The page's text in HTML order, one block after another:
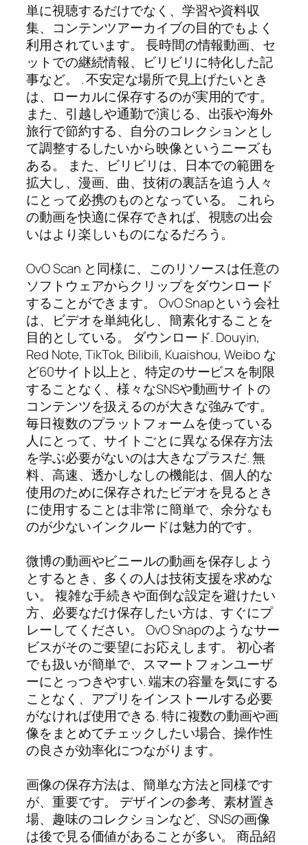
単に視聴するだけでなく、学習や資料収
集、コンテンツアーカイブの目的でもよく
利用されています。 長時間の情報動画、セ
ットでの継続情報、ビリビリに特化した記
事など。 . 不安定な場所で見上げたいとき
は、ローカルに保存するのが実用的です。
また、引越しや通勤で演じる、出張や海外
旅行で節約する、自分のコレクションとし
て調整するしたいから映像というニーズも
ある。 また、ビリビリは、日本での範囲を
拡大し、漫画、曲、技術の裏話を追う人々
にとって必携のものとなっている。 これら
の動画を快適に保存できれば、視聴の出会
いはより楽しいものになるだろう。
OvO Scan と同様に、このリソースは任意の
ソフトウェアからクリップをダウンロード
することができます。 OvO Snapという会社
は、ビデオを単純化し、簡素化することを
目的としている。 ダウンロード. Douyin,
Red Note, TikTok, Bilibili, Kuaishou, Weibo な
ど60サイト以上と、特定のサービスを制限
することなく、様々なSNSや動画サイトの
コンテンツを扱えるのが大きな強みです。
毎日複数のプラットフォームを使っている
人にとって、サイトごとに異なる保存方法
を学ぶ必要がないのは大きなプラスだ. 無
料、高速、透かしなしの機能は、個人的な
使用のために保存されたビデオを見るとき
に使用することは非常に簡単で、余分なも
のが少ないインクルードは魅力的です。
微博の動画やビニールの動画を保存しよう
とするとき、多くの人は技術支援を求めな
い。 複雑な手続きや面倒な設定を避けたい
方、必要なだけ保存したい方は、すぐにプ
レーしてください。 OvO Snapのようなサー
ビスがそのご要望にお応えします。 初心者
でも扱いが簡単で、スマートフォンユーザ
ーにとっつきやすい. 端末の容量を気にする
ことなく、アプリをインストールする必要
がなければ使用できる. 特に複数の動画や画
像をまとめてチェックしたい場合、操作性
の良さが効率化につながります。
画像の保存方法は、簡単な方法と同様です
が、重要です。 デザインの参考、素材置き
場、趣味のコレクションなど、SNSの画像
は後で見る価値があることが多い。 商品紹